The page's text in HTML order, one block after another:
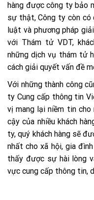
hàng được công ty bảo
sự thật, Công ty còn có
luật và phương pháp
với Thám tử VDT,
những dịch vụ thám tử
cách giải quyết vấn đề
Với những thành công
ty Cung cấp thông tin
vị mang lại niềm tin
cậy của nhiều khách
ty, quý khách hàng sẽ
nhất cho xã hội, gia
thấy được sự hài lòng
vực cung cấp thông tin,